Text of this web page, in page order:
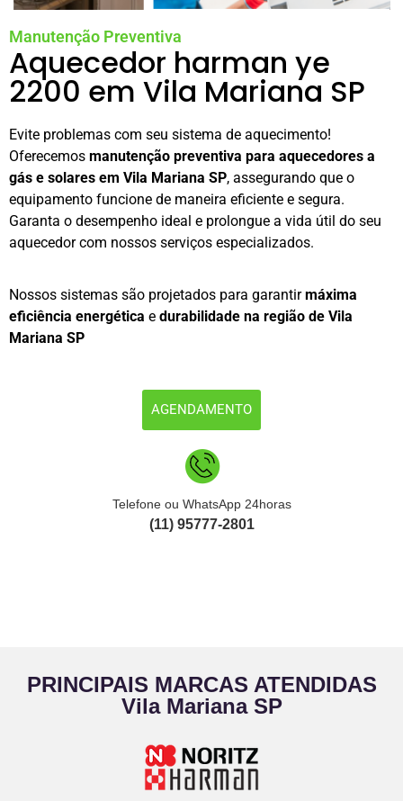
Manutenção Preventiva
Aquecedor harman ye
2200 em Vila Mariana SP
Evite problemas com seu sistema de aquecimento!
Oferecemos manutenção preventiva para aquecedores a
gás e solares em Vila Mariana SP, assegurando que o
equipamento funcione de maneira eficiente e segura.
Garanta o desempenho ideal e prolongue a vida útil do seu
aquecedor com nossos serviços especializados.
Nossos sistemas são projetados para garantirmáxima
eficiência energética e durabilidade na região de Vila
Mariana SP
AGENDAMENTO
Telefone ou WhatsApp 24horas
(11) 95777-2801
PRINCIPAIS MARCAS ATENDIDAS
Vila Mariana SP